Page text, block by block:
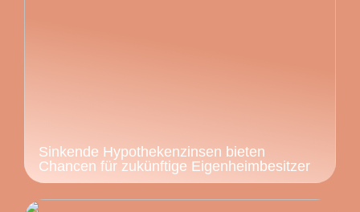
Sinkende Hypothekenzinsen bieten
Chancen für zukünftige Eigenheimbesitzer